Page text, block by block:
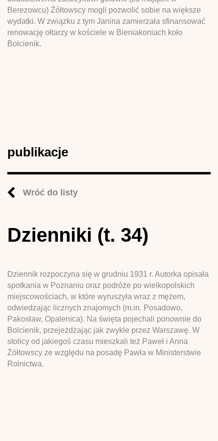
Berezowcu) Żółtowscy mogli pozwolić sobie na większe
wydatki. W związku z tym Janina zamierzała sfinansować
renowację ołtarzy w kościele w Bieniakoniach koło
Bolcienik.
publikacje
Wróć do listy
Dzienniki (t. 34)
Dziennik rozpoczyna się w grudniu 1931 r. Autorka opisała
spotkania w Poznaniu oraz podróże po wielkopolskich
miejscowościach, w które wyruszyła wraz z mężem,
odwiedzając licznych znajomych (m.in. Posadowo,
Pakosław, Opalenica). Na święta pojechali ponownie do
Bolcienik, przejeżdżając jak zwykle przez Warszawę. W
stolicy od jakiegoś czasu mieszkali też Paweł i Anna
Żółtowscy ze względu na posadę Pawła w Ministerstwie
Rolnictwa.